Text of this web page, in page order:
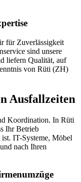
für Zuverlässigkeit
sind unsere
liefern Qualität, auf
von Rüti (ZH)
Ausfallzeiten
Koordination. In Rüti
Ihr Betrieb
IT-Systeme, Möbel
nach Ihren